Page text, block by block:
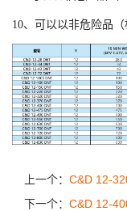
10、可以以非危险品
上一个： C&D 12-
下一个： C&D 12-